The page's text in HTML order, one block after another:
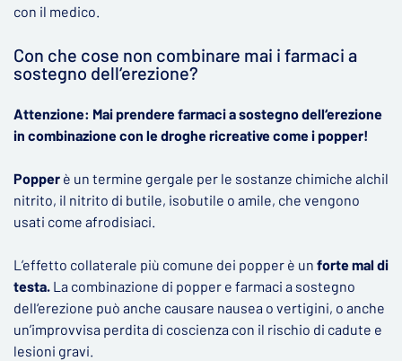
con il medico.
Con che cose non combinare mai i farmaci a
sostegno dell‘erezione?
Attenzione: Mai prendere farmaci a sostegno dell‘erezione
in combinazione con le droghe ricreative come i popper!
Popper è un termine gergale per le sostanze chimiche alchil
nitrito, il nitrito di butile, isobutile o amile, che vengono
usati come afrodisiaci.
L’effetto collaterale più comune dei popper è un forte mal di
testa. La combinazione di popper e farmaci a sostegno
dell‘erezione può anche causare nausea o vertigini, o anche
un’improvvisa perdita di coscienza con il rischio di cadute e
lesioni gravi.